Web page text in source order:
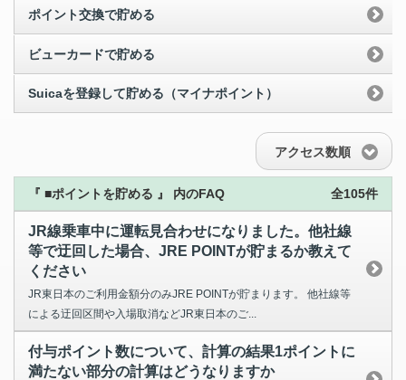
ポイント交換で貯める
ビューカードで貯める
Suicaを登録して貯める（マイナポイント）
アクセス数順
『 ■ポイントを貯める 』 内のFAQ 全105件
JR線乗車中に運転見合わせになりました。他社線
等で迂回した場合、JRE POINTが貯まるか教えて
ください
JR東日本のご利用金額分のみJRE POINTが貯まります。 他社線等
による迂回区間や入場取消などJR東日本のご...
付与ポイント数について、計算の結果1ポイントに
満たない部分の計算はどうなりますか